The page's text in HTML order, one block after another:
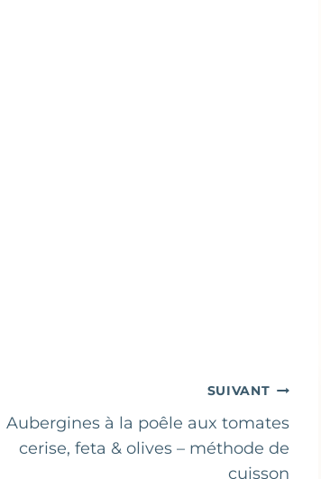
SUIVANT
Aubergines à la poêle aux tomates
cerise, feta & olives – méthode de
cuisson